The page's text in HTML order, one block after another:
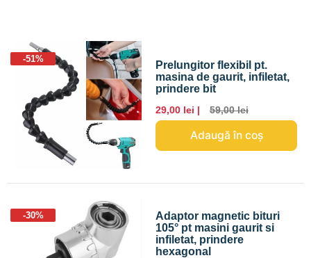
-51%
Prelungitor flexibil pt.
masina de gaurit, infiletat,
prindere bit
29,00 lei | 59,00 lei
Adaugă în coș
-30%
Adaptor magnetic bituri
105° pt masini gaurit si
infiletat, prindere
hexagonal